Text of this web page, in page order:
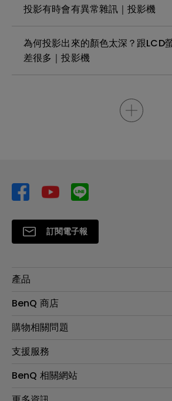
投影有時會有異常雜訊｜投影機
為何投影出來的顏色太深？跟LCD
差很多｜投影機
訂閱電子報
產品
大型液晶
投影機
智慧照明
專業拍物視訊鏡頭
BenQ 商店
最新產品與活動
尋找銷售據點
會員綁定LINE教學
購物相關問題
第一次購物就上手
延長保固購買
贈品兌換網站首頁
支援服務
服務公告
BenQ 相關網站
專業商用解決方案